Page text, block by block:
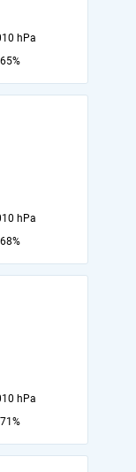
hPa
65%
hPa
68%
hPa
71%